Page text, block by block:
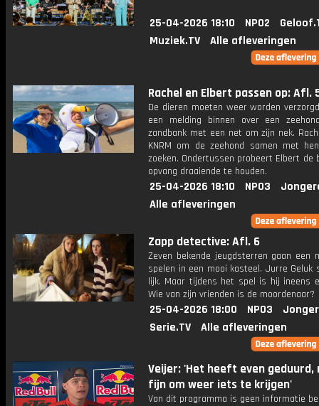
25-04-2026 18:10 NPO2
Muziek.TV
Alle afleveringen
Rachel en Elbert passen op: Afl.
De dieren moeten weer worden
een melding binnen over een
zandbank met een net om zijn nek.
KNRM om de zeehond samen met
zoeken. Ondertussen probeert Elbert de
opvang draaiende te houden.
25-04-2026 18:10 NPO3
Alle afleveringen
Zapp detective: Afl. 6
Zeven bekende jeugdsterren gaan een
spelen in een mooi kasteel. Jurre Geluk
lijk. Maar tijdens het spel is hij ineens
Wie van zijn vrienden is de moordenaar?
25-04-2026 18:00 NPO3
Serie.TV
Alle afleveringen
Veijer: 'Het heeft even geduurd,
fijn om weer iets te krijgen'
Van dit programma is geen informatie